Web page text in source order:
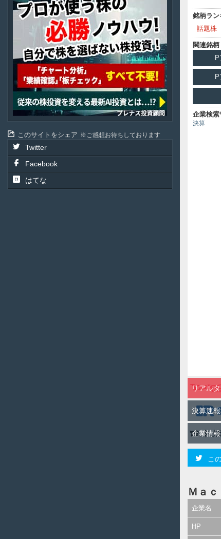
このサイトをシェア ご感想お待ちしております
Twitter
Facebook
はてな
銘柄ラン
話題株
関連銘柄
企業検索
決算
リアル
決算速報
企業情報
こ
Ｍａ
企業名
HP